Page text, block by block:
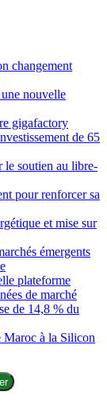
changement
nouvelle
gigafactory
de 65
soutien au libre-
pour renforcer sa
et mise sur
émergents
plateforme
de marché
de 14,8 % du
Maroc à la Silicon